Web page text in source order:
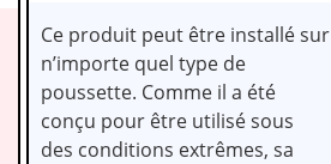
Ce produit peut être installé sur
n’importe quel type de
poussette. Comme il a été
conçu pour être utilisé sous
des conditions extrêmes, sa